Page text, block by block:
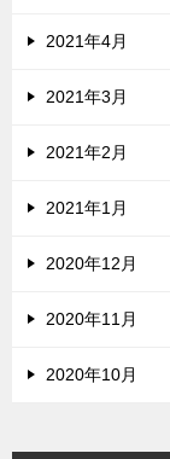
2021年4月
2021年3月
2021年2月
2021年1月
2020年12月
2020年11月
2020年10月